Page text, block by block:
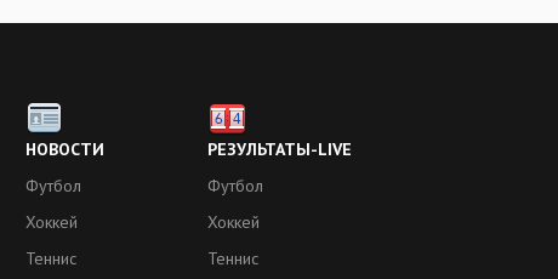
Хорватия до 16 жен - Сербия до 16 жен. Обзор матча
Хорватия до 16 жен - Беларусь до 16 жен. Обзор матча
Баскетбол. Европа. Женщины до 16 лет
Больше видео
НОВОСТИ
Футбол
Хоккей
Теннис
РЕЗУЛЬТАТЫ-LIVE
Футбол
Хоккей
Теннис